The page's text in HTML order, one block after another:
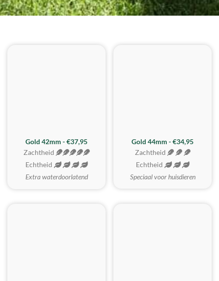
ZACHTSTE
Gold 42mm - €37,95
Zachtheid
Echtheid
Extra waterdoorlatend
Gold 44mm - €34,95
Zachtheid
Echtheid
Speciaal voor huisdieren